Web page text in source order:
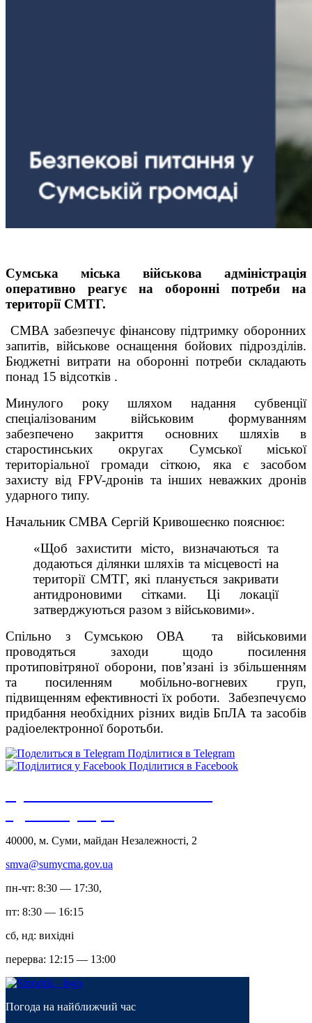
Сумська міська військова адміністрація
оперативно реагує на оборонні потреби на
території СМТГ.
СМВА забезпечує фінансову підтримку оборонних
запитів, військове оснащення бойових підрозділів.
Бюджетні витрати на оборонні потреби складають
понад 15 відсотків .
Минулого року шляхом надання субвенції
спеціалізованим військовим формуванням
забезпечено закриття основних шляхів в
старостинських округах Сумської міської
територіальної громади сіткою, яка є засобом
захисту від FPV-дронів та інших неважких дронів
ударного типу.
Начальник СМВА Сергій Кривошеєнко пояснює:
«Щоб захистити місто, визначаються та
додаються ділянки шляхів та місцевості на
території СМТГ, які планується закривати
антидроновими сітками. Ці локації
затверджуються разом з військовими».
Спільно з Сумською ОВА та військовими
проводяться заходи щодо посилення
протиповітряної оборони, пов’язані із збільшенням
та посиленням мобільно-вогневих груп,
підвищенням ефективності їх роботи. Забезпечуємо
придбання необхідних різних видів БпЛА та засобів
радіоелектронної боротьби.
Поділитися в Telegram
Поділитися в Facebook
40000, м. Суми, майдан Незалежності, 2
smva@sumycma.gov.ua
пн-чт: 8:30 — 17:30,
пт: 8:30 — 16:15
сб, нд: вихідні
перерва: 12:15 — 13:00
Погода на найближчий час